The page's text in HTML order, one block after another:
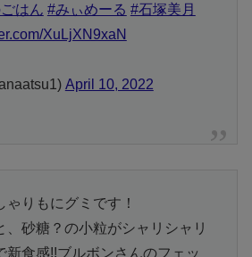
はん #みぃめーる #石塚美月
XuLjXN9xaN
April 10, 2022
りもにグミです！
、砂糖？の小粒がシャリシャリ
新食感!!ブルボンさんのフェッ